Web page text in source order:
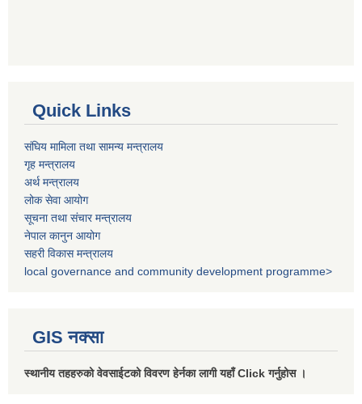
Quick Links
संघिय मामिला तथा सामन्य मन्त्रालय
गृह मन्त्रालय
अर्थ मन्त्रालय
लोक सेवा आयोग
सूचना तथा संचार मन्त्रालय
नेपाल कानुन आयोग
सहरी विकास मन्त्रालय
local governance and community development programme>
GIS नक्सा
स्थानीय तहहरुको वेवसाईटको विवरण हेर्नका लागी यहाँ Click गर्नुहोस ।